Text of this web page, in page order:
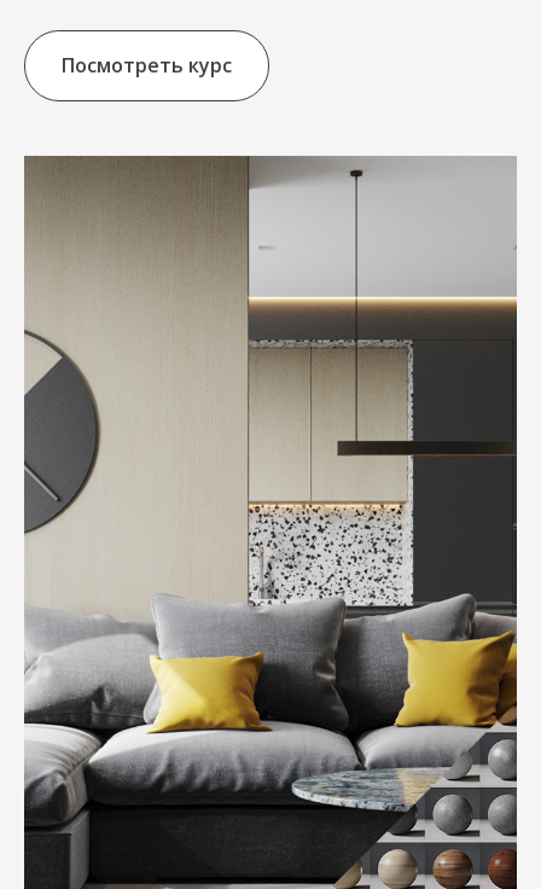
Посмотреть курс